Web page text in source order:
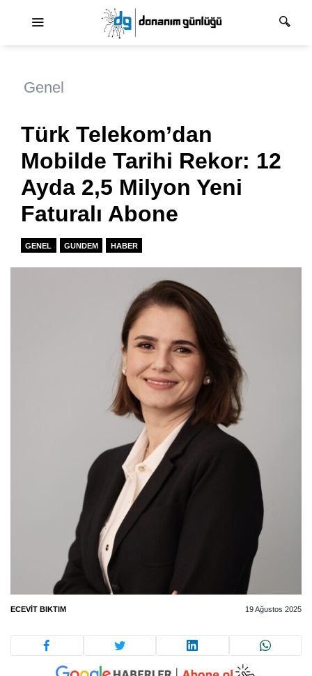
Genel
Türk Telekom’dan
Mobilde Tarihi Rekor: 12
Ayda 2,5 Milyon Yeni
Faturalı Abone
GENEL GUNDEM HABER
ECEVIT BIKTIM 19 Ağustos 2025